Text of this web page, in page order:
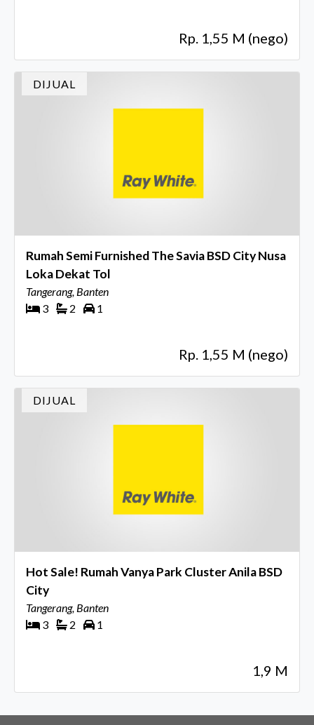
Rp. 1,55 M (nego)
DIJUAL
Rumah Semi Furnished The Savia BSD City Nusa
Loka Dekat Tol
Tangerang, Banten
3
2 1
Rp. 1,55 M (nego)
DIJUAL
Hot Sale! Rumah Vanya Park Cluster Anila BSD
City
Tangerang, Banten
3
2 1
1,9 M